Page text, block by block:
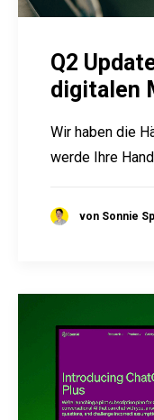
Q2
digitalen
Wir haben die
werde Ihre
von Sonnie